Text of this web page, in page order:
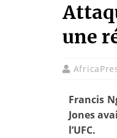
une
Francis
Jones
l’UFC.